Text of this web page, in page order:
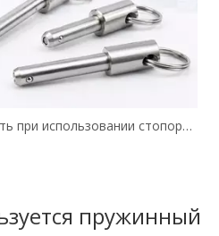
Как повысить безопасность при использовании стопорных штифтов кнопок
пружинный